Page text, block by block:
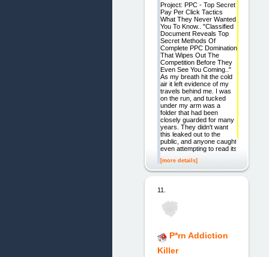
Project: PPC - Top Secret
Pay Per Click Tactics
What They Never Wanted
You To Know.. "Classified
Document Reveals Top
Secret Methods Of
Complete PPC Domination
That Wipes Out The
Competition Before They
Even See You Coming.."
As my breath hit the cold
air it left evidence of my
travels behind me. I was
on the run, and tucked
under my arm was a
folder that had been
closely guarded for many
years. They didn't want
this leaked out to the
public, and anyone caught
even attempting to read its
[more details]
11.
P*rn Addiction
Killer